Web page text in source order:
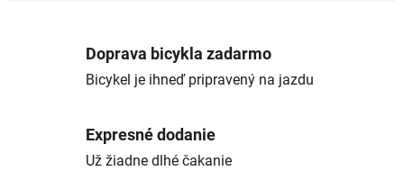
Doprava bicykla zadarmo
Bicykel je ihneď pripravený na jazdu
Expresné dodanie
Už žiadne dlhé čakanie